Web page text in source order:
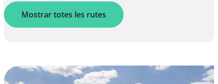
Mostrar totes les rutes